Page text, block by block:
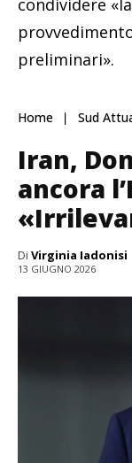
condividere
preliminari».
Home Sud
Iran,
ancora
Di Virginia Iadonisi
13 GIUGNO 2026